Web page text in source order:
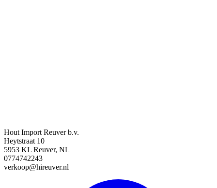
Hout Import Reuver b.v.
Heytstraat 10
5953 KL Reuver, NL
0774742243
verkoop@hireuver.nl